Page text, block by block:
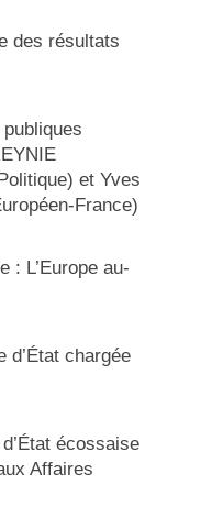
des résultats
publiques
et Yves
France)
: L’Europe au-
d’État chargée
écossaise
Affaires